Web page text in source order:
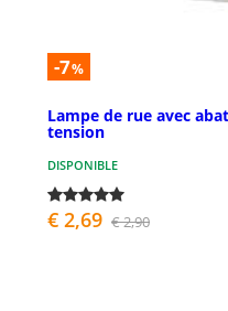
-7%
Lampe de rue avec
tension
DISPONIBLE
€ 2,69 € 2,90